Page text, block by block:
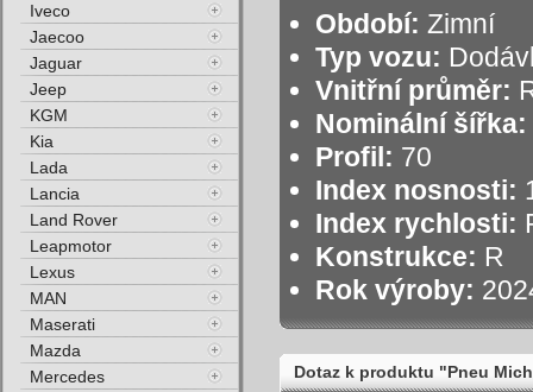
Období: Zimní
Typ vozu:
Vnitřní průměr:
Nominální šířka:
Profil: 70
Index nosnosti:
Index rychlosti:
Konstrukce: R
Rok výroby:
Dotaz k produktu "Pneu
Iveco
Jaecoo
Jaguar
Jeep
KGM
Kia
Lada
Lancia
Land Rover
Leapmotor
Lexus
MAN
Maserati
Mazda
Mercedes